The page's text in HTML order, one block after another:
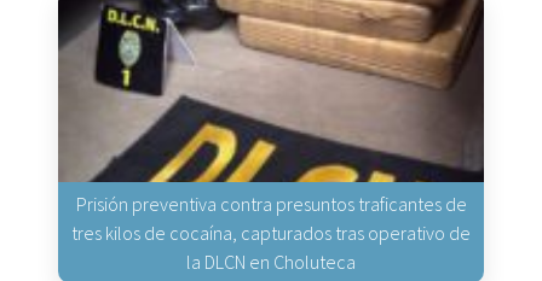
Prisión preventiva contra presuntos traficantes de
tres kilos de cocaína, capturados tras operativo de
la DLCN en Choluteca